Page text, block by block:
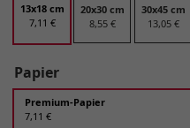
13x18 cm
7,11 €
20x30 cm
8,55 €
30x45 cm
13,05 €
Papier
Premium-Papier
7,11 €